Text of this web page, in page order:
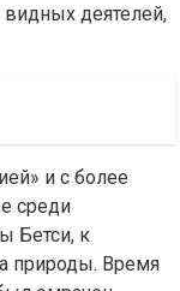
видных деятелей,
и с более
среди
Бетси, к
природы. Время